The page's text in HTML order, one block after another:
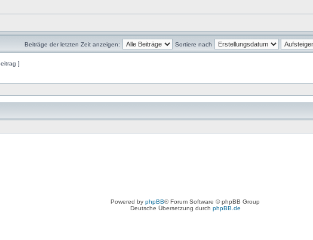
Beiträge der letzten Zeit anzeigen: Sortiere nach
]
Powered by phpBB® Forum Software © phpBB Group
Deutsche Übersetzung durch phpBB.de